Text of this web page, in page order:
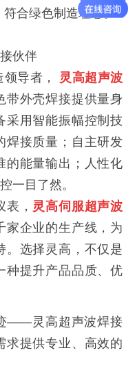
合绿色制造理念。
伙伴
导者， 灵高超声波
带外壳焊接提供量身
采用智能振幅控制技
焊接质量；自主研发
的能量输出；人性化
一目了然。
， 灵高伺服超声波
家企业的生产线，为
。选择灵高，不仅是
种提升产品品质、优
——灵高超声波焊接
求提供专业、高效的